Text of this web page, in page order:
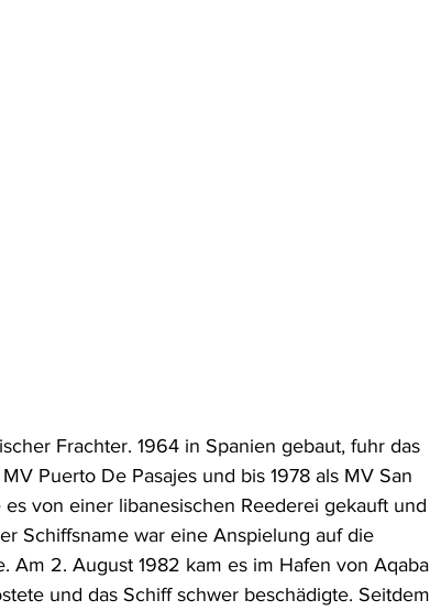
Frachter. 1964 in Spanien gebaut, fuhr das
Puerto De Pasajes und bis 1978 als MV San
von einer libanesischen Reederei gekauft und
Schiffsname war eine Anspielung auf die
Am 2. August 1982 kam es im Hafen von Aqaba
und das Schiff schwer beschädigte. Seitdem